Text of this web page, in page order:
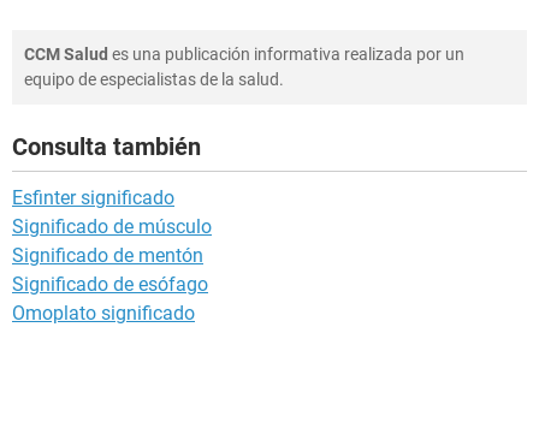
CCM Salud es una publicación informativa realizada por un
equipo de especialistas de la salud.
Consulta también
Esfinter significado
Significado de músculo
Significado de mentón
Significado de esófago
Omoplato significado